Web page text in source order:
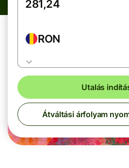
RON
Utalás
Átváltási árfolyam